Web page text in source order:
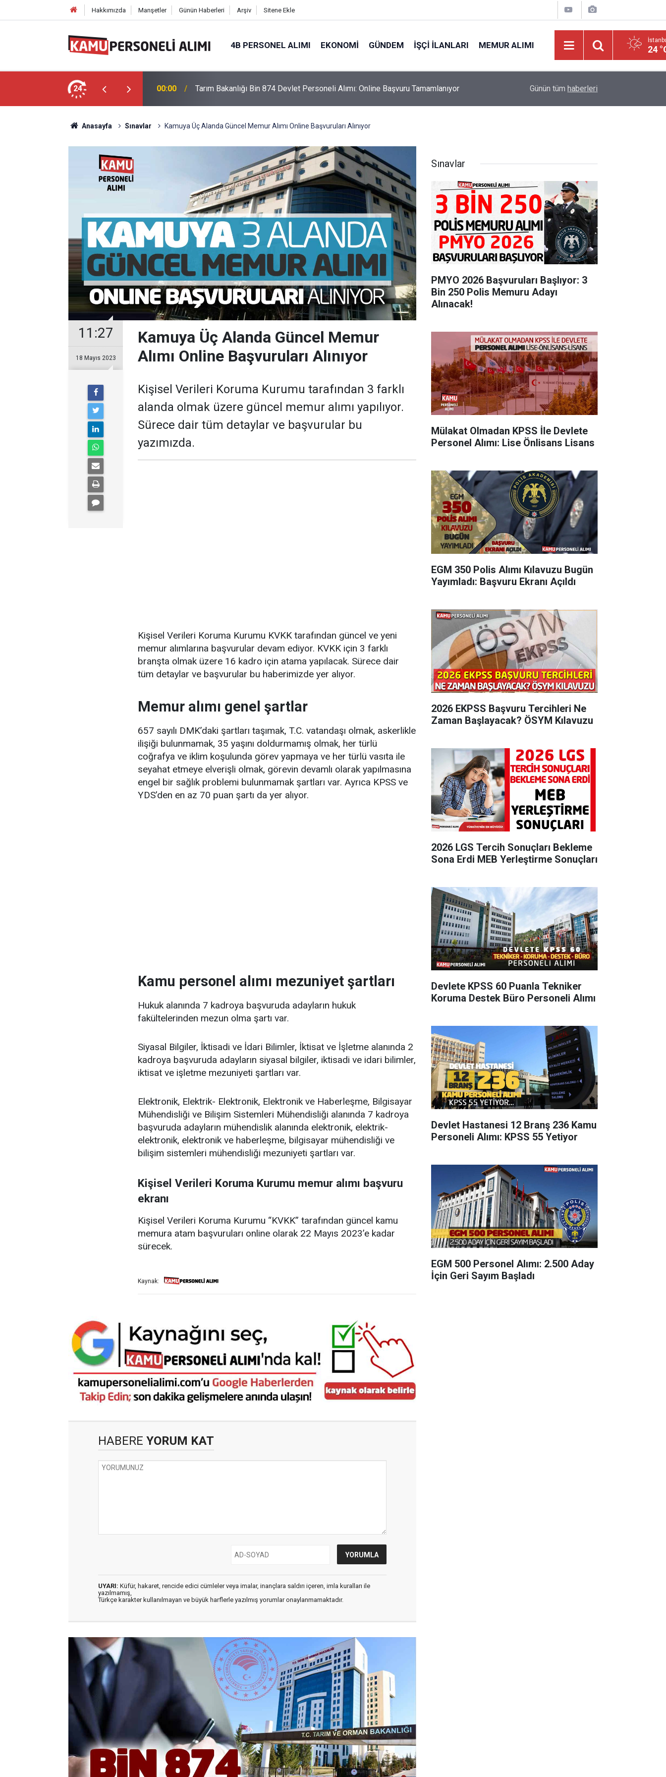
Hakkımızda Manşetler Günün Haberleri Arşiv Sitene Ekle
4B PERSONEL ALIMI EKONOMI GÜNDEM İŞÇI İLANLARI MEMUR ALIMI 24
24
Alımı Yapıyor: Başvuru Ekranı 00:00 Tarım Bakanlığı Bin 874 Devlet Personeli Alımı: Online Başvuru Tamamlanıyor Karayolları Genel Müdürlüğü Açıktan Memur
Günün tüm haberleri
Anasayfa Sınavlar Kamuya Üç Alanda Güncel Memur Alımı Online Başvuruları Alınıyor
11:27
18 Mayıs 2023
Kamuya Üç Alanda Güncel Memur
Alımı Online Başvuruları Alınıyor
Kişisel Verileri Koruma Kurumu tarafından 3 farklı
alanda olmak üzere güncel memur alımı yapılıyor.
Sürece dair tüm detaylar ve başvurular bu
yazımızda.
Kişisel Verileri Koruma Kurumu KVKK tarafından güncel ve yeni
memur alımlarına başvurular devam ediyor. KVKK için 3 farklı
branşta olmak üzere 16 kadro için atama yapılacak. Sürece dair
tüm detaylar ve başvurular bu haberimizde yer alıyor.
Memur alımı genel şartlar
657 sayılı DMK’daki şartları taşımak, T.C. vatandaşı olmak, askerlikle
ilişiği bulunmamak, 35 yaşını doldurmamış olmak, her türlü
coğrafya ve iklim koşulunda görev yapmaya ve her türlü vasıta ile
seyahat etmeye elverişli olmak, görevin devamlı olarak yapılmasına
engel bir sağlık problemi bulunmamak şartları var. Ayrıca KPSS ve
YDS’den en az 70 puan şartı da yer alıyor.
Kamu personel alımı mezuniyet şartları
Hukuk alanında 7 kadroya başvuruda adayların hukuk
fakültelerinden mezun olma şartı var.
Siyasal Bilgiler, İktisadi ve İdari Bilimler, İktisat ve İşletme alanında 2
kadroya başvuruda adayların siyasal bilgiler, iktisadi ve idari bilimler,
iktisat ve işletme mezuniyeti şartları var.
Elektronik, Elektrik- Elektronik, Elektronik ve Haberleşme, Bilgisayar
Mühendisliği ve Bilişim Sistemleri Mühendisliği alanında 7 kadroya
başvuruda adayların mühendislik alanında elektronik, elektrik-
elektronik, elektronik ve haberleşme, bilgisayar mühendisliği ve
bilişim sistemleri mühendisliği mezuniyeti şartları var.
Kişisel Verileri Koruma Kurumu memur alımı başvuru
ekranı
Kişisel Verileri Koruma Kurumu “KVKK” tarafından güncel kamu
memura atam başvuruları online olarak 22 Mayıs 2023’e kadar
sürecek.
Kaynak:
HABERE YORUM KAT
UYARI: Küfür, hakaret, rencide edici cümleler veya imalar, inançlara saldırı içeren, imla kuralları ile
yazılmamış,
Türkçe karakter kullanılmayan ve büyük harflerle yazılmış yorumlar onaylanmamaktadır.
Sınavlar
PMYO 2026 Başvuruları Başlıyor: 3
Bin 250 Polis Memuru Adayı
Alınacak!
Mülakat Olmadan KPSS İle Devlete
Personel Alımı: Lise Önlisans Lisans
EGM 350 Polis Alımı Kılavuzu Bugün
Yayımladı: Başvuru Ekranı Açıldı
2026 EKPSS Başvuru Tercihleri Ne
Zaman Başlayacak? ÖSYM Kılavuzu
2026 LGS Tercih Sonuçları Bekleme
Sona Erdi MEB Yerleştirme Sonuçları
Devlete KPSS 60 Puanla Tekniker
Koruma Destek Büro Personeli Alımı
Devlet Hastanesi 12 Branş 236 Kamu
Personeli Alımı: KPSS 55 Yetiyor
EGM 500 Personel Alımı: 2.500 Aday
İçin Geri Sayım Başladı